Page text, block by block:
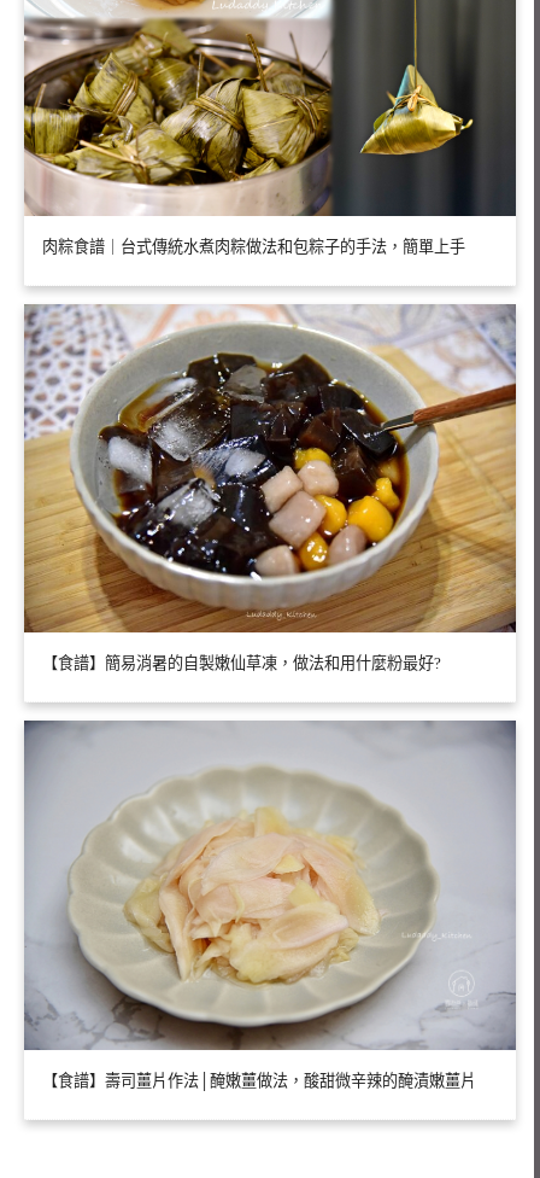
肉粽食譜｜台式傳統水煮肉粽做法和包粽子的手法，簡單上手
【食譜】簡易消暑的自製嫩仙草凍，做法和用什麼粉最好?
【食譜】壽司薑片作法│醃嫩薑做法，酸甜微辛辣的醃漬嫩薑片